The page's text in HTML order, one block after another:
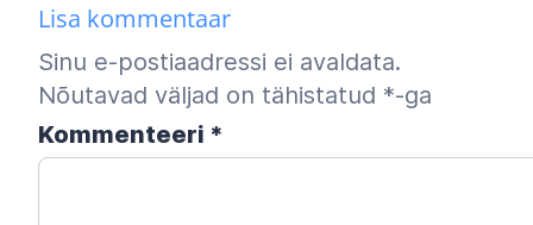
Lisa kommentaar
Sinu e-postiaadressi ei avaldata.
Nõutavad väljad on tähistatud *-ga
Kommenteeri *